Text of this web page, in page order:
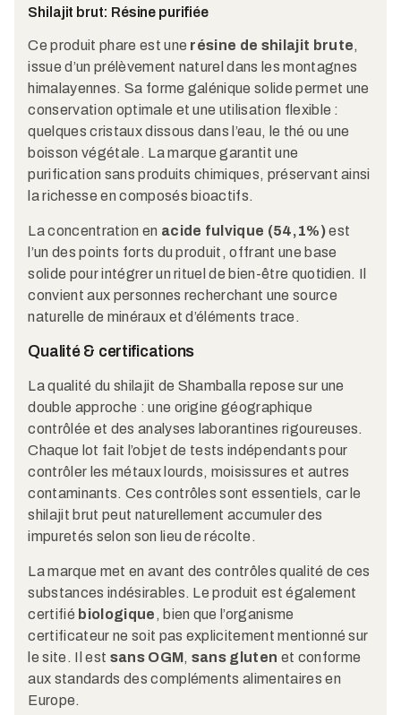
Shilajit brut: Résine purifiée
Ce produit phare est une résine de shilajit brute,
issue d’un prélèvement naturel dans les montagnes
himalayennes. Sa forme galénique solide permet une
conservation optimale et une utilisation flexible :
quelques cristaux dissous dans l’eau, le thé ou une
boisson végétale. La marque garantit une
purification sans produits chimiques, préservant ainsi
la richesse en composés bioactifs.
La concentration en acide fulvique (54,1%)est
l’un des points forts du produit, offrant une base
solide pour intégrer un rituel de bien-être quotidien. Il
convient aux personnes recherchant une source
naturelle de minéraux et d’éléments trace.
Qualité & certifications
La qualité du shilajit de Shamballa repose sur une
double approche : une origine géographique
contrôlée et des analyses laborantines rigoureuses.
Chaque lot fait l’objet de tests indépendants pour
contrôler les métaux lourds, moisissures et autres
contaminants. Ces contrôles sont essentiels, car le
shilajit brut peut naturellement accumuler des
impuretés selon son lieu de récolte.
La marque met en avant des contrôles qualité de ces
substances indésirables. Le produit est également
certifié biologique, bien que l’organisme
certificateur ne soit pas explicitement mentionné sur
le site. Il est sans OGM , sans gluten et conforme
aux standards des compléments alimentaires en
Europe.